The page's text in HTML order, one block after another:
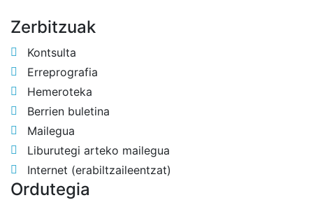
Zerbitzuak
Kontsulta
Erreprografia
Hemeroteka
Berrien buletina
Mailegua
Liburutegi arteko mailegua
Internet (erabiltzaileentzat)
Ordutegia